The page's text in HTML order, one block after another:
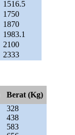
1516.5
1750
1870
1983.1
2100
2333
Berat (Kg)
328
438
583